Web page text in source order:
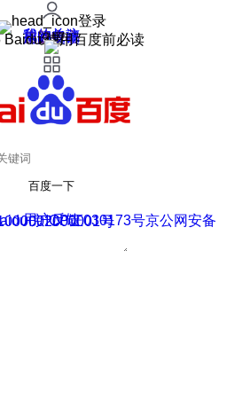
登录
我的关注
我的收藏
皮肤中心
用户反馈
设置
使用百度前必读
百度一下
用户反馈
京ICP证030173号
网安备11000002000001号